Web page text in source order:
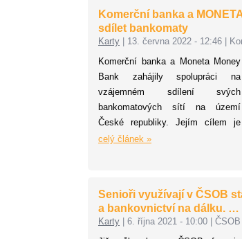
Komerční banka a
sdílet bankomaty
Karty 13. června 2022 - 12:46
Komerční banka a Moneta Money
Bank zahájily spolupráci na
vzájemném sdílení svých
bankomatových sítí na území
České republiky. Jejím cílem je
zvýšit dostupnost hotovostních
celý článek »
Senioři využívají v ČSOB
a bankovnictví na dálku. …
Karty 6. října 2021 - 10:00
ČSOB